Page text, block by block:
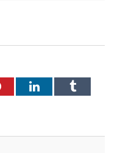
PinterestLinkedInTumblr